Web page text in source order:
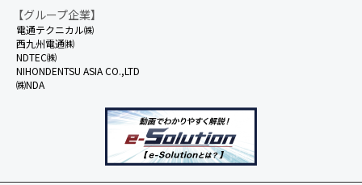
【グループ企業】
電通テクニカル㈱
西九州電通㈱
NDTEC㈱
NIHONDENTSU ASIA CO.,LTD
㈱NDA